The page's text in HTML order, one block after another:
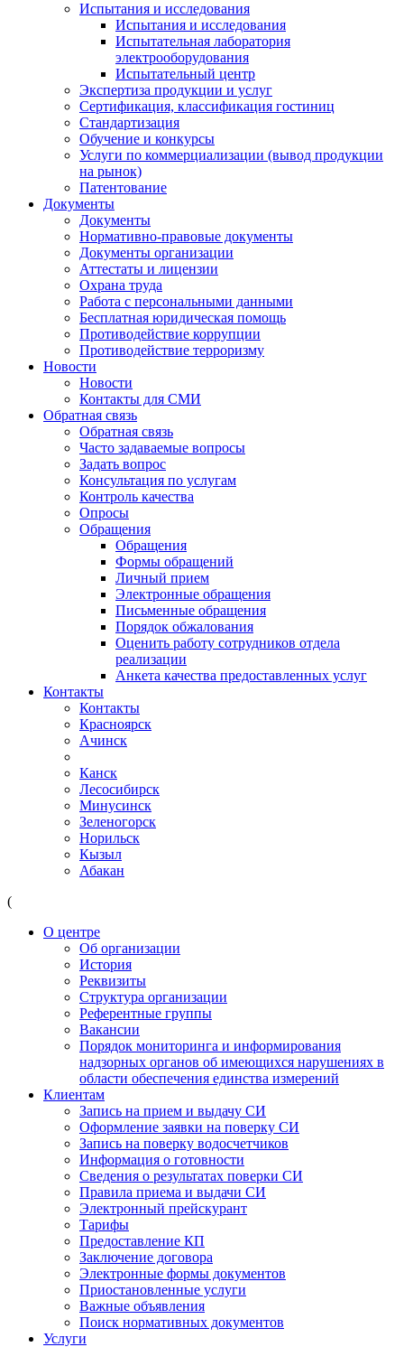
Испытания и исследования
Испытания и исследования
Испытательная лаборатория
электрооборудования
Испытательный центр
Экспертиза продукции и услуг
Сертификация, классификация гостиниц
Стандартизация
Обучение и конкурсы
Услуги по коммерциализации (вывод продукции
на рынок)
Патентование
Документы
Документы
Нормативно-правовые документы
Документы организации
Аттестаты и лицензии
Охрана труда
Работа с персональными данными
Бесплатная юридическая помощь
Противодействие коррупции
Противодействие терроризму
Новости
Новости
Контакты для СМИ
Обратная связь
Обратная связь
Часто задаваемые вопросы
Задать вопрос
Консультация по услугам
Контроль качества
Опросы
Обращения
Обращения
Формы обращений
Личный прием
Электронные обращения
Письменные обращения
Порядок обжалования
Оценить работу сотрудников отдела
реализации
Анкета качества предоставленных услуг
Контакты
Контакты
Красноярск
Ачинск
Канск
Лесосибирск
Минусинск
Зеленогорск
Норильск
Кызыл
Абакан
(
О центре
Об организации
История
Реквизиты
Структура организации
Референтные группы
Вакансии
Порядок мониторинга и информирования
надзорных органов об имеющихся нарушениях в
области обеспечения единства измерений
Клиентам
Запись на прием и выдачу СИ
Оформление заявки на поверку СИ
Запись на поверку водосчетчиков
Информация о готовности
Сведения о результатах поверки СИ
Правила приема и выдачи СИ
Электронный прейскурант
Тарифы
Предоставление КП
Заключение договора
Электронные формы документов
Приостановленные услуги
Важные объявления
Поиск нормативных документов
Услуги